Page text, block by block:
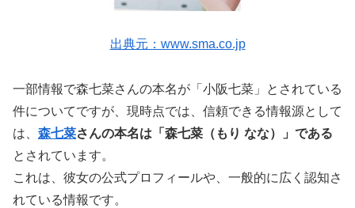
出典元：www.sma.co.jp
一部情報で森七菜さんの本名が「小阪七菜」とされている
件についてですが、 現時点では、信頼できる情報源として
は、 森七菜さんの本名は「森七菜（もり なな）」である
とされています。
これは、彼女の公式プロフィールや、一般的に広く認知さ
れている情報です。